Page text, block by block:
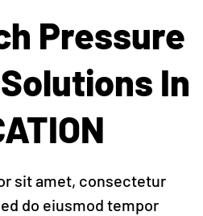
Pressure
In
sit amet, consectetur
do eiusmod tempor